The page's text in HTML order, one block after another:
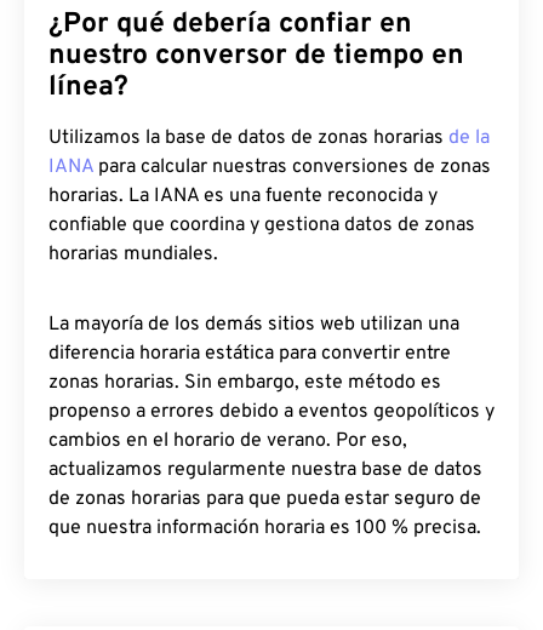
¿Por qué debería confiar en
nuestro conversor de tiempo en
línea?
Utilizamos la base de datos de zonas horarias de la
IANA para calcular nuestras conversiones de zonas
horarias. La IANA es una fuente reconocida y
confiable que coordina y gestiona datos de zonas
horarias mundiales.
La mayoría de los demás sitios web utilizan una
diferencia horaria estática para convertir entre
zonas horarias. Sin embargo, este método es
propenso a errores debido a eventos geopolíticos y
cambios en el horario de verano. Por eso,
actualizamos regularmente nuestra base de datos
de zonas horarias para que pueda estar seguro de
que nuestra información horaria es 100 % precisa.